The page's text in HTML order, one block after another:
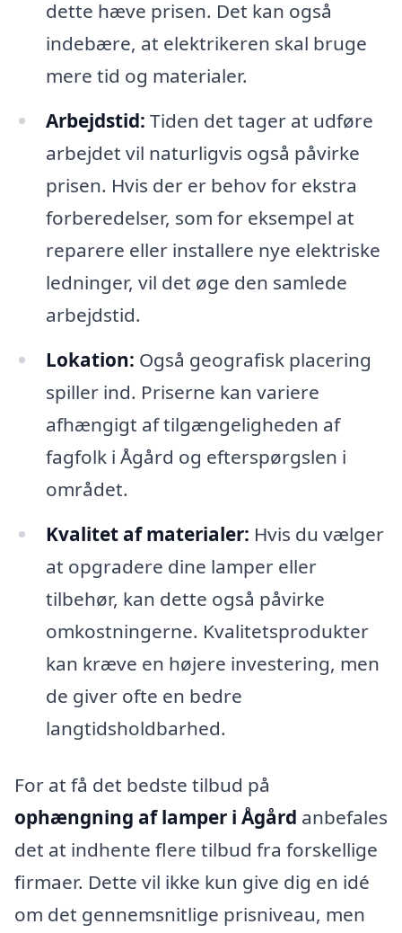
dette hæve prisen. Det kan også
indebære, at elektrikeren skal bruge
mere tid og materialer.
Arbejdstid: Tiden det tager at udføre
arbejdet vil naturligvis også påvirke
prisen. Hvis der er behov for ekstra
forberedelser, som for eksempel at
reparere eller installere nye elektriske
ledninger, vil det øge den samlede
arbejdstid.
Lokation: Også geografisk placering
spiller ind. Priserne kan variere
afhængigt af tilgængeligheden af
fagfolk i Ågård og efterspørgslen i
området.
Kvalitet af materialer: Hvis du vælger
at opgradere dine lamper eller
tilbehør, kan dette også påvirke
omkostningerne. Kvalitetsprodukter
kan kræve en højere investering, men
de giver ofte en bedre
langtidsholdbarhed.
For at få det bedste tilbud på
ophængning af lamper i Ågård anbefales
det at indhente flere tilbud fra forskellige
firmaer. Dette vil ikke kun give dig en idé
om det gennemsnitlige prisniveau, men